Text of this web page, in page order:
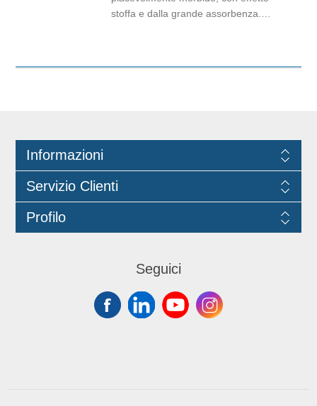
stoffa e dalla grande assorbenza.
Informazioni
Servizio Clienti
Profilo
Seguici